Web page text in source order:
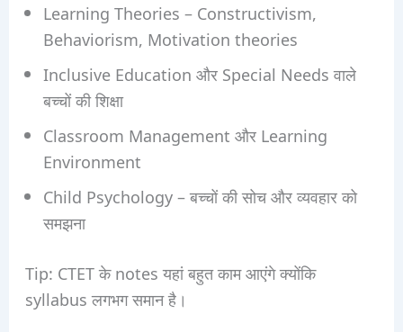
Learning Theories – Constructivism,
Behaviorism, Motivation theories
Inclusive Education और Special Needs वाले
बच्चों की शिक्षा
Classroom Management और Learning
Environment
Child Psychology – बच्चों की सोच और व्यवहार को
समझना
Tip: CTET के notes यहां बहुत काम आएंगे क्योंकि
syllabus लगभग समान है।